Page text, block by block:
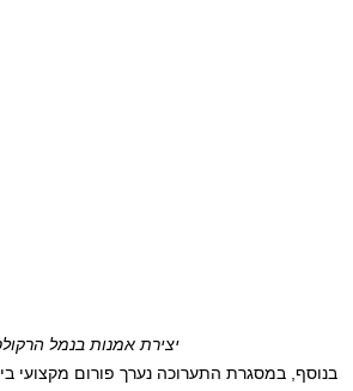
יצירת אמנות בנמל
בנוסף, במסגרת התערוכה נערך פורום מקצועי